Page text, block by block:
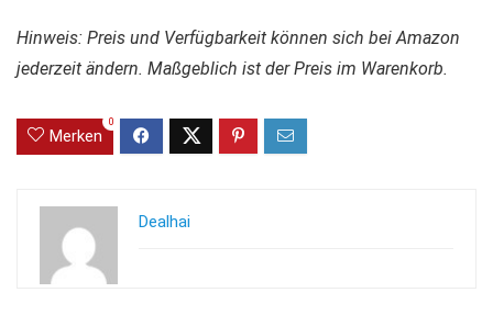
Hinweis: Preis und Verfügbarkeit können sich bei Amazon
jederzeit ändern. Maßgeblich ist der Preis im Warenkorb.
Merken
0
Dealhai